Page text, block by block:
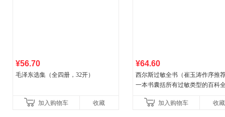
¥56.70
毛泽东选集（全四册，32开）
加入购物车 收藏
¥64.60
西尔斯过敏全书（崔玉涛作序推
一本书囊括所有过敏类型的百科
加入购物车
收藏